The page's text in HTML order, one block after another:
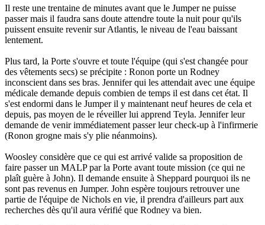
Il reste une trentaine de minutes avant que le Jumper ne puisse
passer mais il faudra sans doute attendre toute la nuit pour qu'ils
puissent ensuite revenir sur Atlantis, le niveau de l'eau baissant
lentement.
Plus tard, la Porte s'ouvre et toute l'équipe (qui s'est changée pour
des vêtements secs) se précipite : Ronon porte un Rodney
inconscient dans ses bras. Jennifer qui les attendait avec une équipe
médicale demande depuis combien de temps il est dans cet état. Il
s'est endormi dans le Jumper il y maintenant neuf heures de cela et
depuis, pas moyen de le réveiller lui apprend Teyla. Jennifer leur
demande de venir immédiatement passer leur check-up à l'infirmerie
(Ronon grogne mais s'y plie néanmoins).
Woosley considère que ce qui est arrivé valide sa proposition de
faire passer un MALP par la Porte avant toute mission (ce qui ne
plaît guère à John). Il demande ensuite à Sheppard pourquoi ils ne
sont pas revenus en Jumper. John espère toujours retrouver une
partie de l'équipe de Nichols en vie, il prendra d'ailleurs part aux
recherches dès qu'il aura vérifié que Rodney va bien.